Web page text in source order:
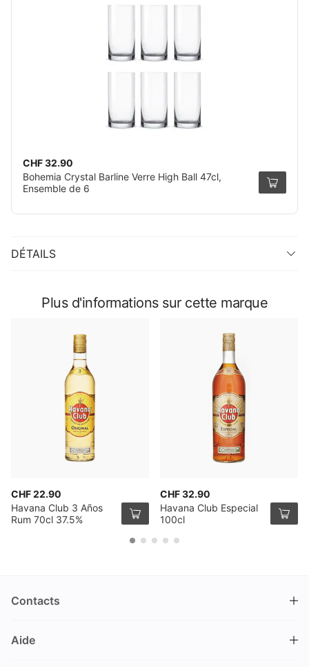
CHF 32.90
Bohemia Crystal Barline Verre High Ball 47cl,
Ensemble de 6
DÉTAILS
Plus d'informations sur cette marque
CHF 22.90
Havana Club 3 Años
Rum 70cl 37.5%
CHF 32.90
Havana Club Especial
100cl
Contacts
Nüschelerstrasse 35
Aide